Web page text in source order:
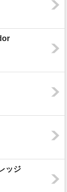
ッジ